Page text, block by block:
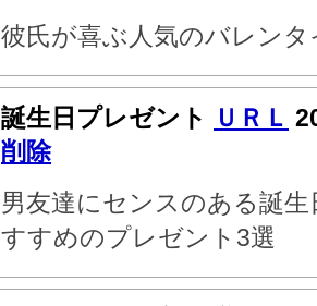
彼氏が喜ぶ人気のバレン
誕生日プレゼント ＵＲＬ
削除
男友達にセンスのある誕
すすめのプレゼント3選